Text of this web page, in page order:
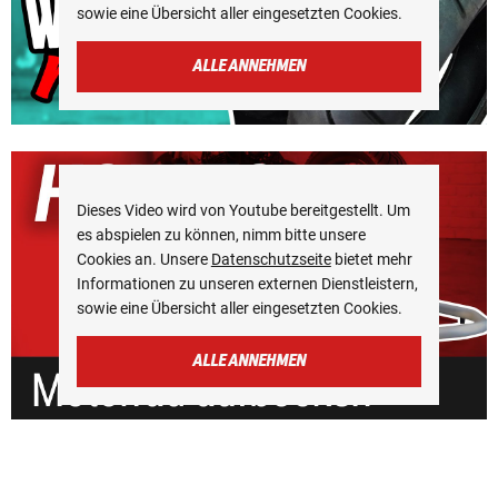
sowie eine Übersicht aller eingesetzten Cookies.
ALLE ANNEHMEN
Dieses Video wird von Youtube bereitgestellt. Um
es abspielen zu können, nimm bitte unsere
Cookies an. Unsere Datenschutzseitebietet mehr
Informationen zu unseren externen Dienstleistern,
sowie eine Übersicht aller eingesetzten Cookies.
ALLE ANNEHMEN